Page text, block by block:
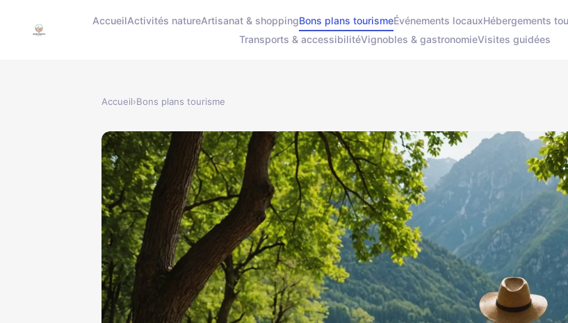
AccueilActivités natureArtisanat & shoppingBons plans tourismeÉvénements locauxHébergements
Transports & accessibilitéVignobles & gastronomieVisites guidées
Accueil›Bons plans tourisme